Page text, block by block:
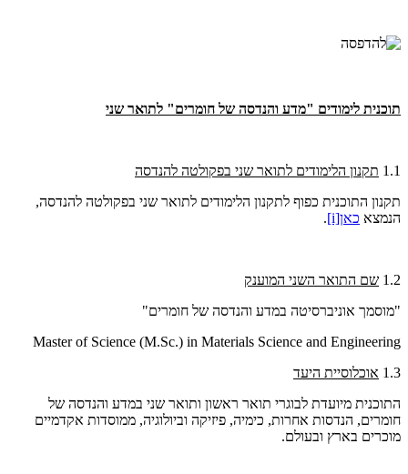
תוכנית לימודים "מדע והנדסה של חומרים" לתואר שני
1.1 תקנון הלימודים לתואר שני בפקולטה להנדסה
תקנון התוכנית כפוף לתקנון הלימודים לתואר שני בפקולטה להנדסה,
הנמצא כאן[i]
.
1.2 שם התואר השני המוענק
"מוסמך אוניברסיטה במדע והנדסה של חומרים"
Master of Science (M.Sc.) in Materials Science and Engineering
1.3 אוכלוסיית היעד
התוכנית מיועדת לבוגרי תואר ראשון ותואר שני במדע והנדסה של
חומרים, הנדסות אחרות, כימיה, פיזיקה וביולוגיה, ממוסדות אקדמיים
מוכרים בארץ ובעולם.